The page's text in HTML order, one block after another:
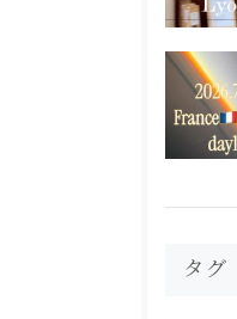
タグ